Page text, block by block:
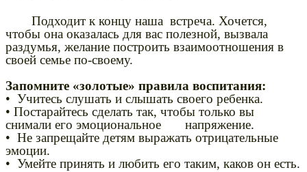
Подходит к концу наша встреча. Хочется,
чтобы она оказалась для вас полезной, вызвала
раздумья, желание построить взаимоотношения в
своей семье по-своему.
Запомните «золотые» правила воспитания:
• Учитесь слушать и слышать своего ребенка.
• Постарайтесь сделать так, чтобы только вы
снимали его эмоциональное напряжение.
• Не запрещайте детям выражать отрицательные
эмоции.
• Умейте принять и любить его таким, каков он есть.